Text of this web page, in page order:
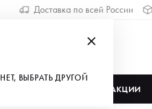
Доставка по всей России
АКЦИИ
НЕТ, ВЫБРАТЬ ДРУГОЙ